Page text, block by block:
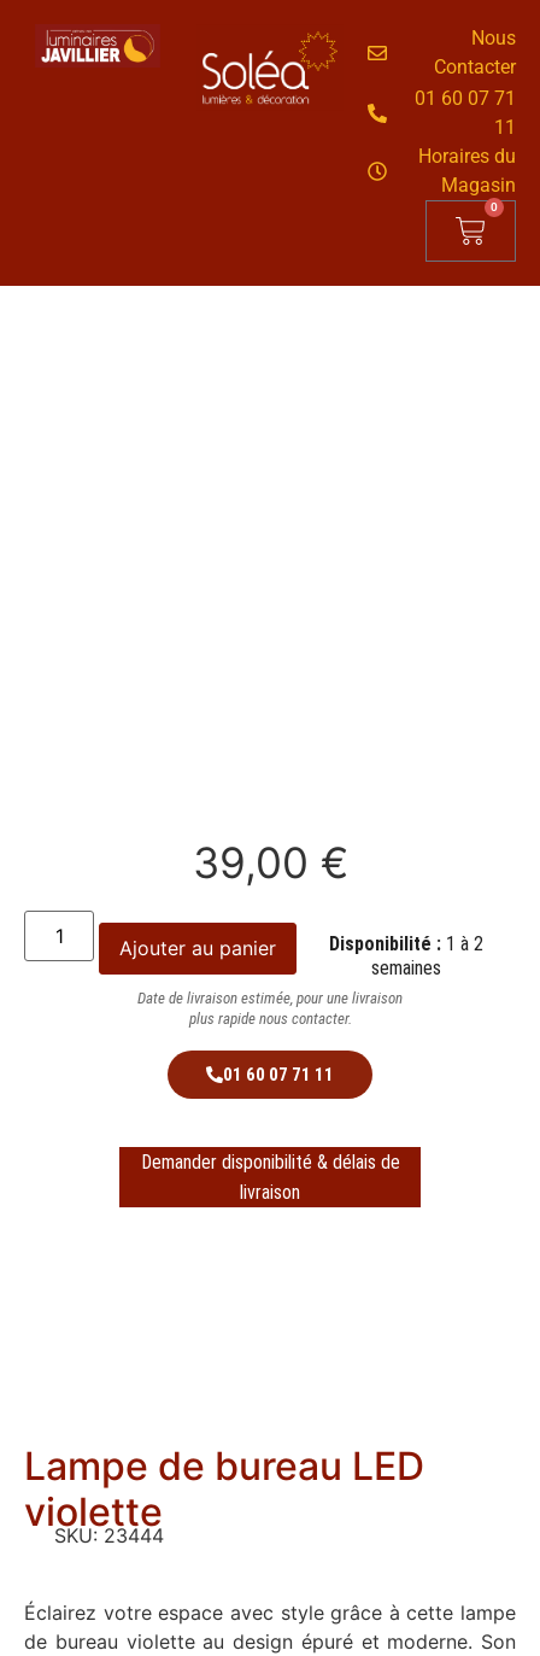
Nous
Contacter
01 60 07 71
11
Horaires du
Magasin
0
39,00 €
Ajouter au panier Disponibilité : 1 à 2
semaines
Date de livraison estimée, pour une livraison
plus rapide nous contacter.
01 60 07 71 11
Demander disponibilité & délais de
livraison
Lampe de bureau LED
violette
SKU: 23444
Éclairez votre espace avec style grâce à cette lampe
de bureau violette au design épuré et moderne. Son